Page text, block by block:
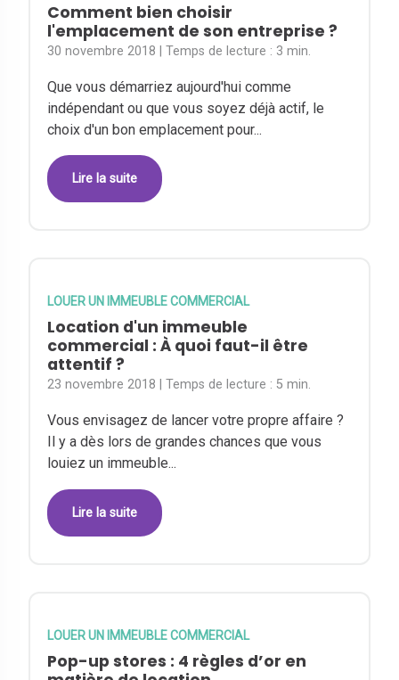
Comment bien choisir
l'emplacement de son entreprise ?
30 novembre 2018 | Temps de lecture : 3 min.
Que vous démarriez aujourd'hui comme
indépendant ou que vous soyez déjà actif, le
choix d'un bon emplacement pour...
Lire la suite
LOUER UN IMMEUBLE COMMERCIAL
Location d'un immeuble
commercial : À quoi faut-il être
attentif ?
23 novembre 2018 | Temps de lecture :5 min.
Vous envisagez de lancer votre propre affaire ?
Il y a dès lors de grandes chances que vous
louiez un immeuble...
Lire la suite
LOUER UN IMMEUBLE COMMERCIAL
Pop-up stores : 4 règles d’or en